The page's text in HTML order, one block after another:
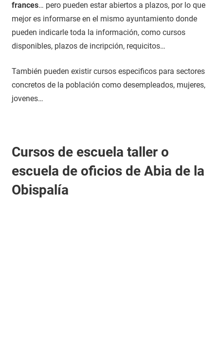
frances… pero pueden estar abiertos a plazos, por lo que
mejor es informarse en el mismo ayuntamiento donde
pueden indicarle toda la información, como cursos
disponibles, plazos de incripción, requicitos…
También pueden existir cursos especificos para sectores
concretos de la población como desempleados, mujeres,
jovenes…
Cursos de escuela taller o
escuela de oficios de Abia de la
Obispalía